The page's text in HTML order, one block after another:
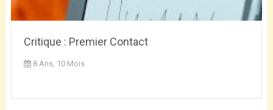
Critique : Premier Contact
8 Ans, 10 Mois